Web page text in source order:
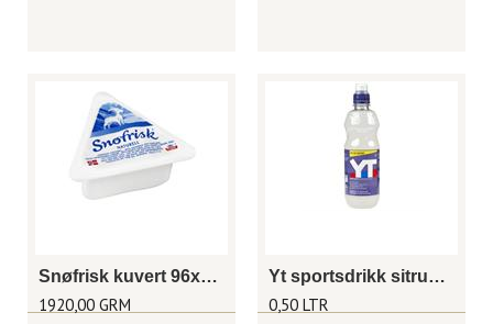
Snøfrisk kuvert 96x20 g
1920,00 GRM
Yt sportsdrikk sitrus 1/2 liter
0,50 LTR